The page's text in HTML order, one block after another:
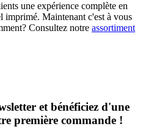
une expérience complète en
Maintenant c'est à vous
Consultez notre assortiment
et bénéficiez d'une
première commande !